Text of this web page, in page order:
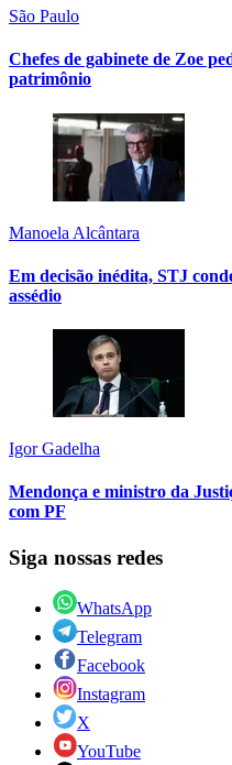
São Paulo
Chefes de gabinete de Zoe
patrimônio
Manoela Alcântara
Em decisão inédita, STJ
assédio
Igor Gadelha
Mendonça e ministro da
com PF
Siga nossas redes
WhatsApp
Telegram
Facebook
Instagram
X
YouTube